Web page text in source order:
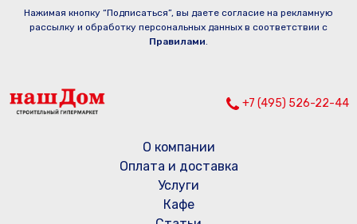
Нажимая кнопку “Подписаться”, вы даете согласие на рекламную
рассылку и обработку персональных данных в соответствии с
Правилами.
+7 (495) 526-22-44
О компании
Оплата и доставка
Услуги
Кафе